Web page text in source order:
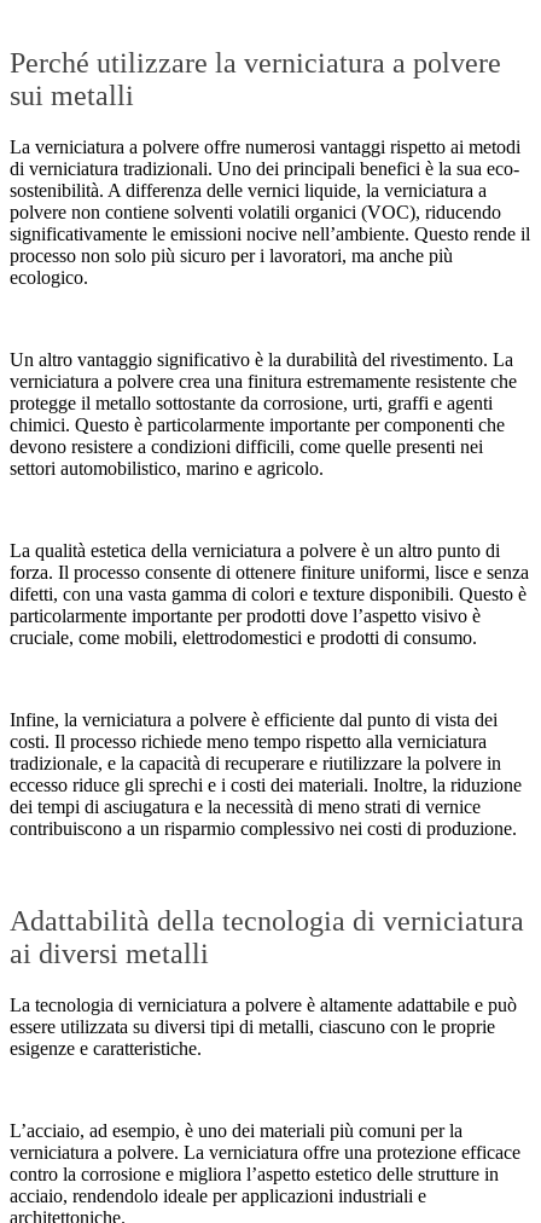
Perché utilizzare la verniciatura a polvere
sui metalli
La verniciatura a polvere offre numerosi vantaggi rispetto ai metodi
di verniciatura tradizionali. Uno dei principali benefici è la sua eco-
sostenibilità. A differenza delle vernici liquide, la verniciatura a
polvere non contiene solventi volatili organici (VOC), riducendo
significativamente le emissioni nocive nell’ambiente. Questo rende il
processo non solo più sicuro per i lavoratori, ma anche più
ecologico.
Un altro vantaggio significativo è la durabilità del rivestimento. La
verniciatura a polvere crea una finitura estremamente resistente che
protegge il metallo sottostante da corrosione, urti, graffi e agenti
chimici. Questo è particolarmente importante per componenti che
devono resistere a condizioni difficili, come quelle presenti nei
settori automobilistico, marino e agricolo.
La qualità estetica della verniciatura a polvere è un altro punto di
forza. Il processo consente di ottenere finiture uniformi, lisce e senza
difetti, con una vasta gamma di colori e texture disponibili. Questo è
particolarmente importante per prodotti dove l’aspetto visivo è
cruciale, come mobili, elettrodomestici e prodotti di consumo.
Infine, la verniciatura a polvere è efficiente dal punto di vista dei
costi. Il processo richiede meno tempo rispetto alla verniciatura
tradizionale, e la capacità di recuperare e riutilizzare la polvere in
eccesso riduce gli sprechi e i costi dei materiali. Inoltre, la riduzione
dei tempi di asciugatura e la necessità di meno strati di vernice
contribuiscono a un risparmio complessivo nei costi di produzione.
Adattabilità della tecnologia di verniciatura
ai diversi metalli
La tecnologia di verniciatura a polvere è altamente adattabile e può
essere utilizzata su diversi tipi di metalli, ciascuno con le proprie
esigenze e caratteristiche.
L’acciaio, ad esempio, è uno dei materiali più comuni per la
verniciatura a polvere. La verniciatura offre una protezione efficace
contro la corrosione e migliora l’aspetto estetico delle strutture in
acciaio, rendendolo ideale per applicazioni industriali e
architettoniche.